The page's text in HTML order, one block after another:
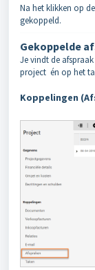
Na het klikken op
gekoppeld.
Gekoppelde
Je vindt de
project én op het
Koppelingen